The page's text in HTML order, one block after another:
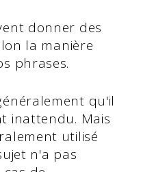
donner des
la manière
phrases.
qu'il
inattendu. Mais
utilisé
n'a pas